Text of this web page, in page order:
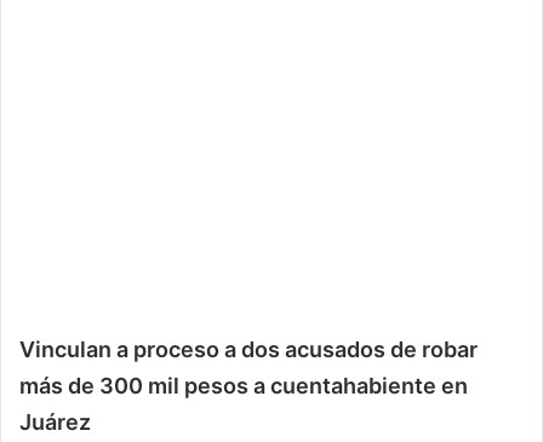
Vinculan a proceso a dos acusados de robar
más de 300 mil pesos a cuentahabiente en
Juárez